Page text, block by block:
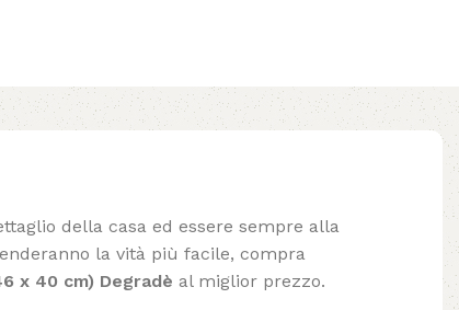
della casa ed essere sempre alla
la vità più facile, compra
x 40 cm) Degradè al miglior prezzo.